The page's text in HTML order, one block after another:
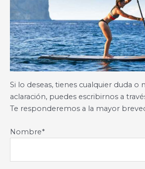
Si lo deseas, tienes cualquier duda o
aclaración, puedes escribirnos a
Te responderemos a la mayor
Nombre*